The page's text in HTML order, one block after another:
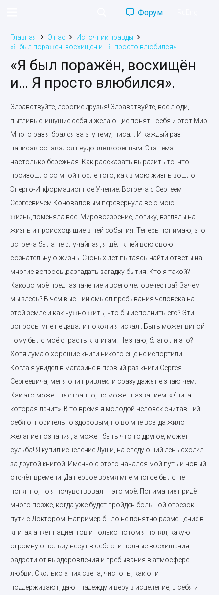
Форум
Главная О нас
Источник правды
«Я был поражён, восхищён и… Я просто влюбился».
«Я был поражён, восхищён
и… Я просто влюбился».
Здравствуйте, дорогие друзья! Здравствуйте, все люди,
пытливые, ищущие себя и желающие понять себя и этот Мир.
Много раз я брался за эту тему, писал. И каждый раз
написав оставался неудовлетворенным. Эта тема
настолько бережная. Как рассказать выразить то, что
произошло со мной после того, как в мою жизнь вошло
Энерго-Информационное Учение. Встреча с Сергеем
Сергеевичем Коноваловым перевернула всю мою
жизнь,поменяла все. Мировоззрение, логику, взгляды на
жизнь и происходящие в ней события. Теперь понимаю, это
встреча была не случайная, я шёл к ней всю свою
сознательную жизнь. С юных лет пытаясь найти ответы на
многие вопросы,разгадать загадку бытия. Кто я такой?
Каково моё предназначение и всего человечества? Зачем
мы здесь? В чем высший смысл пребывания человека на
этой земле и как нужно жить, что бы исполнить его? Эти
вопросы мне не давали покоя и я искал . Быть может виной
тому было моё страсть к книгам. Не знаю, благо ли это?
Хотя думаю хорошие книги никого ещё не испортили.
Когда я увидел в магазине в первый раз книги Сергея
Сергеевича, меня они привлекли сразу даже не знаю чем.
Как это может не странно, но может названием. «Книга
которая лечит». В то время я молодой человек считавший
себя относительно здоровым, но во мне всегда жило
желание познания, а может быть что то другое, может
судьба! Я купил исцеление Души, на следующий день сходил
за другой книгой. Именно с этого начался мой путь и новый
отсчёт времени. Да первое время мне многое было не
понятно, но я почувствовал — это моё. Понимание придёт
много позже, когда уже будет пройден большой отрезок
пути с Доктором. Например было не понятно размещение в
книгах анкет пациентов и только потом я понял, какую
огромную пользу несут в себе эти полные восхищения,
радости от выздоровления и пребывания в атмосфере
любви. Сколько а них света, чистоты, как они
поддерживают, дают надежду и веру в исцеление, в себя и